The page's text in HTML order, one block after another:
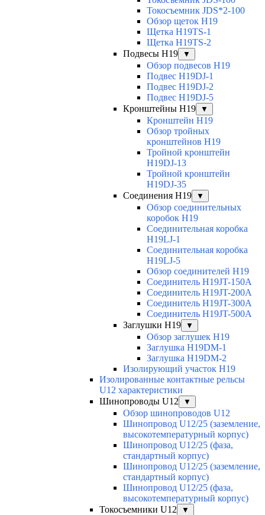
Токосъемник JDS*2-100
Обзор щеток H19
Щетка H19TS-1
Щетка H19TS-2
Подвесы H19
▼
Обзор подвесов H19
Подвес H19DJ-1
Подвес H19DJ-2
Подвес H19DJ-5
Кронштейны H19
▼
Кронштейн H19
Обзор тройных
кронштейнов H19
Тройной кронштейн
H19DJ-13
Тройной кронштейн
H19DJ-35
Соединения H19
▼
Обзор соединительных
коробок H19
Соединительная коробка
H19LJ-1
Соединительная коробка
H19LJ-5
Обзор соединителей H19
Соединитель H19JT-150A
Соединитель H19JT-200A
Соединитель H19JT-300A
Соединитель H19JT-500A
Заглушки H19
▼
Обзор заглушек H19
Заглушка H19DM-1
Заглушка H19DM-2
Изолирующий участок H19
Изолированные контактные рельсы
U12 характеристики
Шинопроводы U12
▼
Обзор шинопроводов U12
Шинопровод U12/25 (заземление,
высокотемпературный корпус)
Шинопровод U12/25 (фаза,
стандартный корпус)
Шинопровод U12/25 (заземление,
стандартный корпус)
Шинопровод U12/25 (фаза,
высокотемпературный корпус)
Токосъемники U12
▼